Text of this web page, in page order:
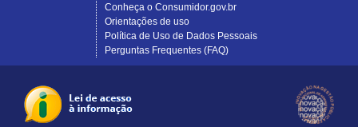
Conheça o Consumidor.gov.br
Orientações de uso
Política de Uso de Dados Pessoais
Perguntas Frequentes (FAQ)